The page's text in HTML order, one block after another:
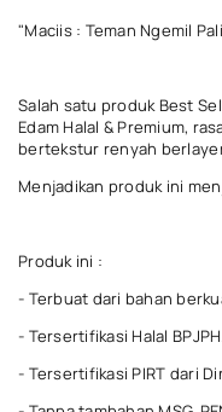
"Maciis : Teman Ngemil
Salah satu produk Best
Edam Halal & Premium,
bertekstur renyah
Menjadikan produk ini
Produk ini :
- Terbuat dari bahan
- Tersertifikasi Halal
- Tersertifikasi PIRT dari